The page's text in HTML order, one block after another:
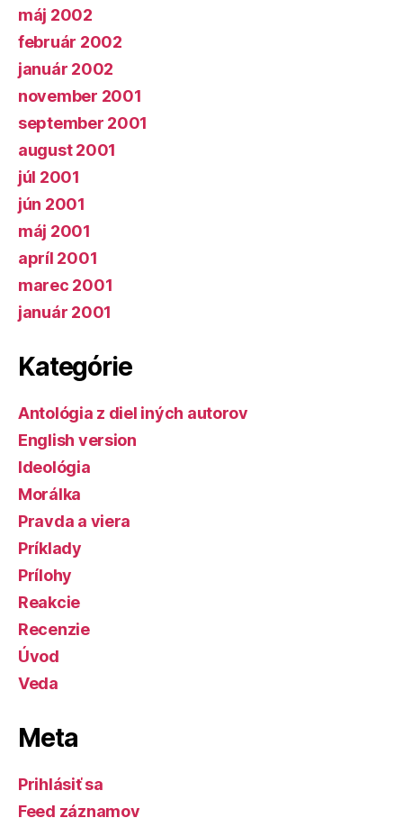
máj 2002
február 2002
január 2002
november 2001
september 2001
august 2001
júl 2001
jún 2001
máj 2001
apríl 2001
marec 2001
január 2001
Kategórie
Antológia z diel iných autorov
English version
Ideológia
Morálka
Pravda a viera
Príklady
Prílohy
Reakcie
Recenzie
Úvod
Veda
Meta
Prihlásiť sa
Feed záznamov